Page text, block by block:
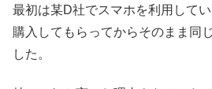
最初は某D社でスマホを利用して
購入してもらってからそのまま同
した。